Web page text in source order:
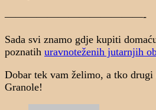
—————————————-
Sada svi znamo gdje kupiti
poznatih uravnoteženih jutarnjih
Dobar tek vam želimo, a tko
Granole!